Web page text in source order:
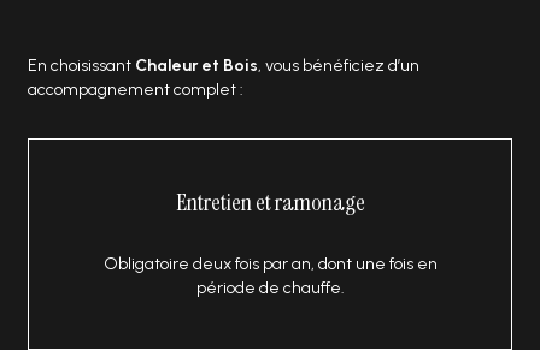
En choisissant Chaleur et Bois, vous bénéficiez d’un
accompagnement complet :
Entretien et ramonage
Obligatoire deux fois par an, dont une fois en
période de chauffe.